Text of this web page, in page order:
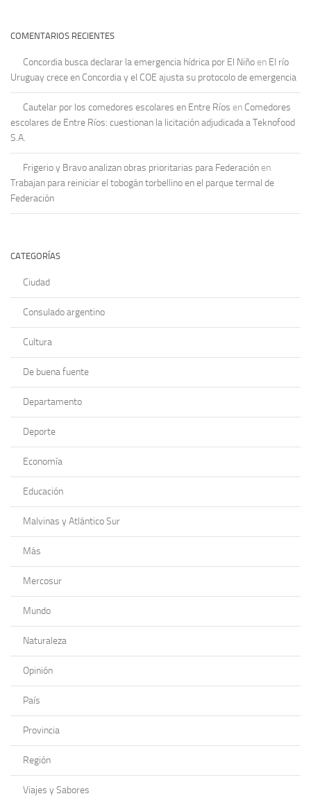
COMENTARIOS RECIENTES
Concordia busca declarar la emergencia hídrica por El Niño en El río
Uruguay crece en Concordia y el COE ajusta su protocolo de emergencia
Cautelar por los comedores escolares en Entre Ríos en Comedores
escolares de Entre Ríos: cuestionan la licitación adjudicada a Teknofood
S.A.
Frigerio y Bravo analizan obras prioritarias para Federación en
Trabajan para reiniciar el tobogán torbellino en el parque termal de
Federación
CATEGORÍAS
Ciudad
Consulado argentino
Cultura
De buena fuente
Departamento
Deporte
Economía
Educación
Malvinas y Atlántico Sur
Más
Mercosur
Mundo
Naturaleza
Opinión
País
Provincia
Región
Viajes y Sabores